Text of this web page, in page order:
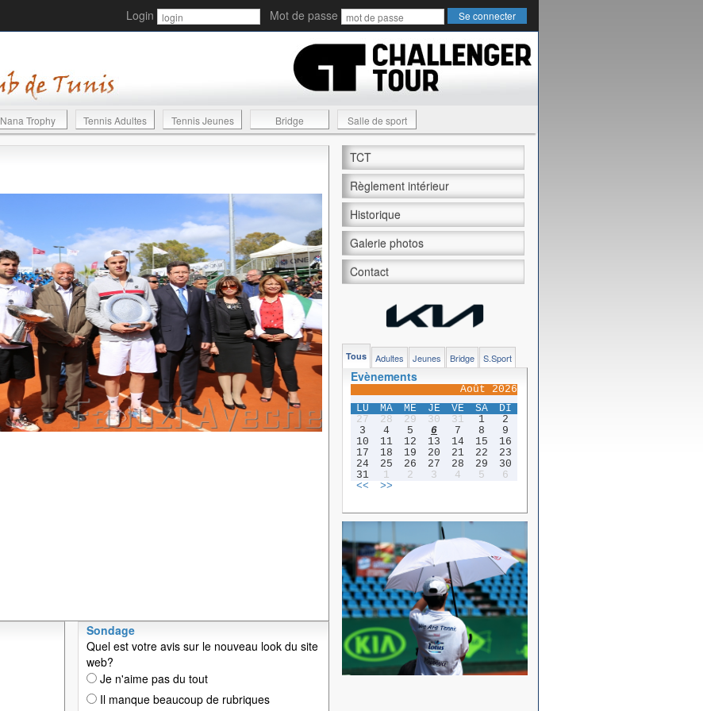
Login Mot de passe
Nana Trophy Tennis Adultes Tennis Jeunes Bridge Salle de sport
Sondage
Quel est votre avis sur le nouveau look du site
web?
Je n'aime pas du tout
Il manque beaucoup de rubriques
TCT
Règlement intérieur
Historique
Galerie photos
Contact
Tous Adultes Jeunes Bridge S.Sport
Evènements
Août 2026
LU
MA ME JE VE SA
DI
27
28 29 30 31 1
2
3
4 5 6 7 8
9
10
11 12 13 14 15
16
17
18 19 20 21 22
23
24
25 26 27 28 29
30
31
1 2 3 4 5
6
<<
>>